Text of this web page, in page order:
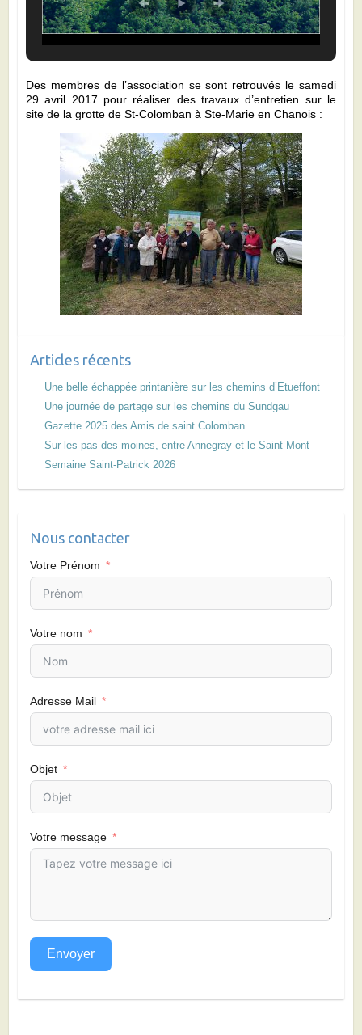
Des membres de l’association se sont retrouvés le samedi
29 avril 2017 pour réaliser des travaux d’entretien sur le
site de la grotte de St-Colomban à Ste-Marie en Chanois :
Articles récents
Une belle échappée printanière sur les chemins d’Etueffont
Une journée de partage sur les chemins du Sundgau
Gazette 2025 des Amis de saint Colomban
Sur les pas des moines, entre Annegray et le Saint-Mont
Semaine Saint-Patrick 2026
Nous contacter
Votre Prénom
Votre nom
Adresse Mail
Objet
Votre message
Envoyer